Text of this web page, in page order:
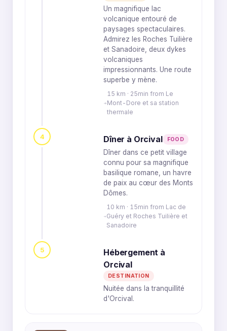
Un magnifique lac
volcanique entouré de
paysages spectaculaires.
Admirez les Roches Tuilière
et Sanadoire, deux dykes
volcaniques
impressionnants. Une route
superbe y mène.
15 km · 25min from Le
Mont-Dore et sa station
thermale
4 Dîner à Orcival FOOD
Dîner dans ce petit village
connu pour sa magnifique
basilique romane, un havre
de paix au cœur des Monts
Dômes.
10 km · 15min from Lac de
Guéry et Roches Tuilière et
Sanadoire
5
Hébergement à
Orcival
DESTINATION
Nuitée dans la tranquillité
d'Orcival.